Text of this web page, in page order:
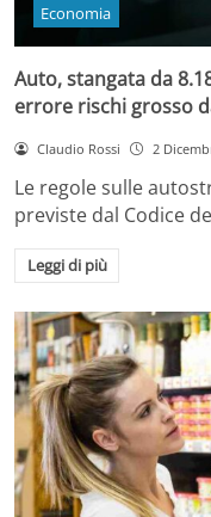
Economia
Auto, stangata da
errore rischi grosso
Claudio Rossi 2
Le regole sulle
previste dal Codice
Leggi di più